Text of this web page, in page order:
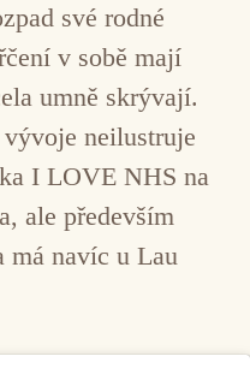
své rodné
v sobě mají
umně skrývají.
neilustruje
I LOVE NHS na
ale především
má navíc u Lau